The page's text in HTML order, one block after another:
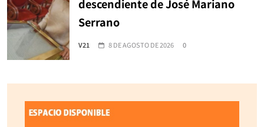
descendiente de José Mariano
Serrano
V21 8 DE AGOSTO DE 2026 0